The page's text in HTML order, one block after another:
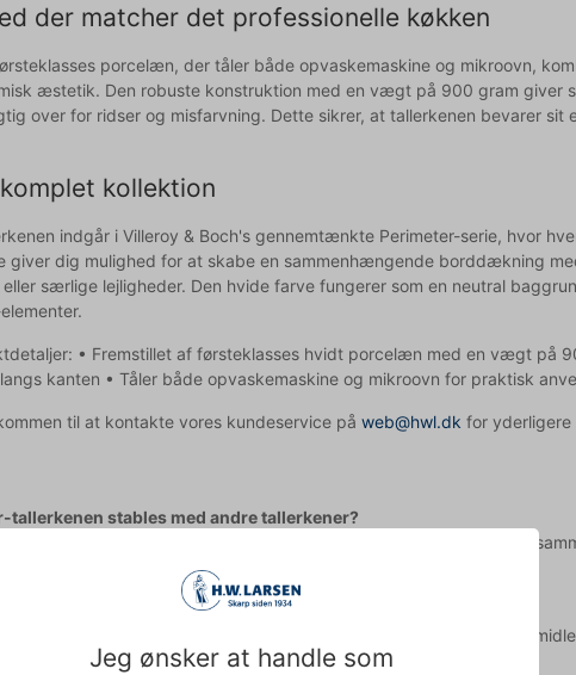
Jeg ønsker at handle som
der matcher det professionelle køkken
porcelæn, der tåler både opvaskemaskine og mikroovn,
æstetik. Den robuste konstruktion med en vægt på 900 gram giver
over for ridser og misfarvning. Dette sikrer, at tallerkenen bevarer
kollektion
indgår i Villeroy & Boch's gennemtænkte Perimeter-serie, hvor
giver dig mulighed for at skabe en sammenhængende borddækning
særlige lejligheder. Den hvide farve fungerer som en neutral
• Fremstillet af førsteklasses hvidt porcelæn med en vægt på
kanten • Tåler både opvaskemaskine og mikroovn for praktisk
til at kontakte vores kundeservice på web@hwl.dk for yderligere
tallerkenen stables med andre tallerkener?
er designet til at kunne stables med andre tallerkener fra
i professionelle køkkener.
jeg bedst min Perimeter-tallerken?
tåler opvaskemaskine, anbefales det at bruge milde
længst muligt.